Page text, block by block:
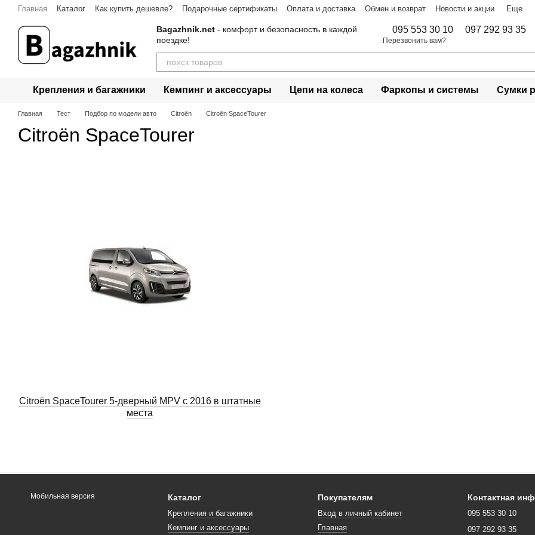
Перейти к основному контенту
Главная Каталог Как купить дешевле? Подарочные сертификаты Оплата и доставка Обмен и возврат Новости и акции Еще
Bagazhnik.net - комфорт и безопасность в каждой
поездке!
095 553 30 10 097 292 93 35
Перезвонить вам?
Крепления и багажники Кемпинг и аксессуары Цепи на колеса Фаркопы и системы Сумки
Главная Тест Подбор по модели авто Citroën Citroën SpaceTourer
Citroën SpaceTourer
Citroën SpaceTourer 5-дверный MPV с 2016 в штатные
места
Мобильная версия Каталог
Крепления и багажники
Кемпинг и аксессуары
Покупателям
Вход в личный кабинет
Главная
Контактная
095 553 30 10
097 292 93 35